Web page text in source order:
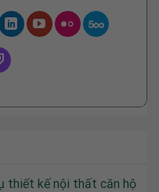
thiết kế nội thất căn hộ